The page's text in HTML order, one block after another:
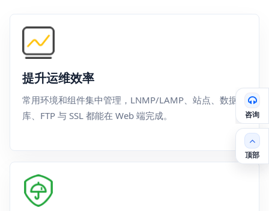
提升运维效率
常用环境和组件集中管理，LNMP/LAMP、站点、数据
库、FTP 与 SSL 都能在 Web 端完成。
咨询
顶部